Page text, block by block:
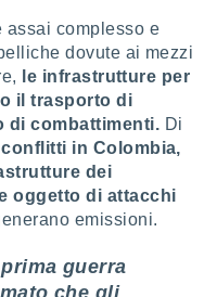
assai complesso e
dovute ai mezzi
le infrastrutture per
il trasporto di
di combattimenti. Di
in Colombia,
dei
oggetto di attacchi
emissioni.
guerra
che gli